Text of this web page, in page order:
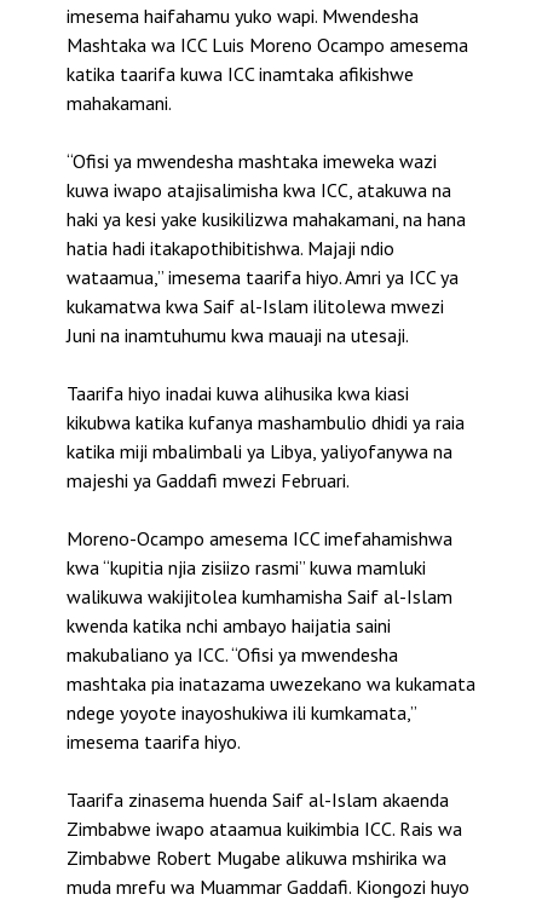
imesema haifahamu yuko wapi. Mwendesha
Mashtaka wa ICC Luis Moreno Ocampo amesema
katika taarifa kuwa ICC inamtaka afikishwe
mahakamani.
“Ofisi ya mwendesha mashtaka imeweka wazi
kuwa iwapo atajisalimisha kwa ICC, atakuwa na
haki ya kesi yake kusikilizwa mahakamani, na hana
hatia hadi itakapothibitishwa. Majaji ndio
wataamua,” imesema taarifa hiyo. Amri ya ICC ya
kukamatwa kwa Saif al-Islam ilitolewa mwezi
Juni na inamtuhumu kwa mauaji na utesaji.
Taarifa hiyo inadai kuwa alihusika kwa kiasi
kikubwa katika kufanya mashambulio dhidi ya raia
katika miji mbalimbali ya Libya, yaliyofanywa na
majeshi ya Gaddafi mwezi Februari.
Moreno-Ocampo amesema ICC imefahamishwa
kwa “kupitia njia zisiizo rasmi” kuwa mamluki
walikuwa wakijitolea kumhamisha Saif al-Islam
kwenda katika nchi ambayo haijatia saini
makubaliano ya ICC. “Ofisi ya mwendesha
mashtaka pia inatazama uwezekano wa kukamata
ndege yoyote inayoshukiwa ili kumkamata,”
imesema taarifa hiyo.
Taarifa zinasema huenda Saif al-Islam akaenda
Zimbabwe iwapo ataamua kuikimbia ICC. Rais wa
Zimbabwe Robert Mugabe alikuwa mshirika wa
muda mrefu wa Muammar Gaddafi. Kiongozi huyo